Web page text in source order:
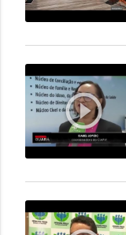
play_circle_outline